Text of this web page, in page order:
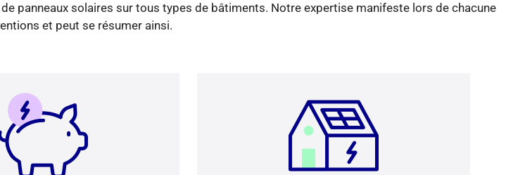
panneaux solaires sur tous types de bâtiments. Notre expertise manifeste lors de chacune
et peut se résumer ainsi.